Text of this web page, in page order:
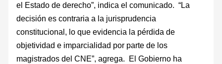
el Estado de derecho”, indica el comunicado. “La
decisión es contraria a la jurisprudencia
constitucional, lo que evidencia la pérdida de
objetividad e imparcialidad por parte de los
magistrados del CNE”, agrega. El Gobierno ha